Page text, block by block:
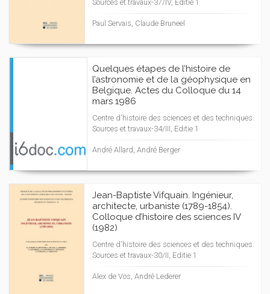
Sources et travaux-37/IV, Editie 1
Paul Servais, Claude Bruneel
Quelques étapes de l’histoire de
l’astronomie et de la géophysique en
Belgique. Actes du Colloque du 14
mars 1986
Centre d'histoire des sciences et des techniques.
Sources et travaux-34/III, Editie 1
André Allard, André Berger
Jean-Baptiste Vifquain. Ingénieur,
architecte, urbaniste (1789-1854).
Colloque d’histoire des sciences IV
(1982)
Centre d'histoire des sciences et des techniques.
Sources et travaux-30/II, Editie 1
Alex de Vos, André Lederer